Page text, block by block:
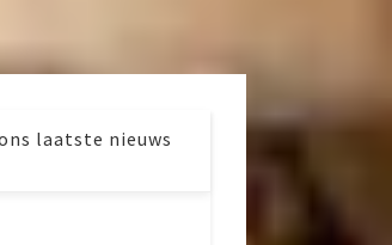
laatste nieuws